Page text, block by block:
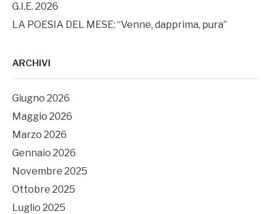
G.I.E. 2026
LA POESIA DEL MESE: “Venne, dapprima, pura”
ARCHIVI
Giugno 2026
Maggio 2026
Marzo 2026
Gennaio 2026
Novembre 2025
Ottobre 2025
Luglio 2025